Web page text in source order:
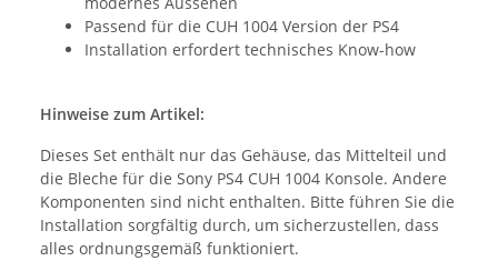
Passend für die CUH 1004 Version der PS4
Installation erfordert technisches Know-how
Hinweise zum Artikel:
Dieses Set enthält nur das Gehäuse, das Mittelteil und
die Bleche für die Sony PS4 CUH 1004 Konsole. Andere
Komponenten sind nicht enthalten. Bitte führen Sie die
Installation sorgfältig durch, um sicherzustellen, dass
alles ordnungsgemäß funktioniert.